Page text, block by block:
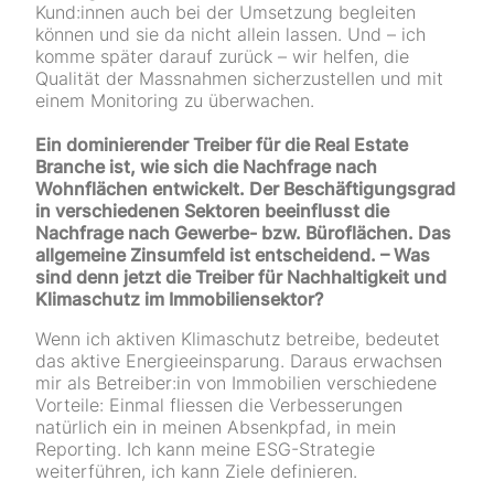
Kund:innen auch bei der Umsetzung begleiten
können und sie da nicht allein lassen. Und – ich
komme später darauf zurück – wir helfen, die
Qualität der Massnahmen sicherzustellen und mit
einem Monitoring zu überwachen.
Ein dominierender Treiber für die Real Estate
Branche ist, wie sich die Nachfrage nach
Wohnflächen entwickelt. Der Beschäftigungsgrad
in verschiedenen Sektoren beeinflusst die
Nachfrage nach Gewerbe- bzw. Büroflächen. Das
allgemeine Zinsumfeld ist entscheidend. – Was
sind denn jetzt die Treiber für Nachhaltigkeit und
Klimaschutz im Immobiliensektor?
Wenn ich aktiven Klimaschutz betreibe, bedeutet
das aktive Energieeinsparung. Daraus erwachsen
mir als Betreiber:in von Immobilien verschiedene
Vorteile: Einmal fliessen die Verbesserungen
natürlich ein in meinen Absenkpfad, in mein
Reporting. Ich kann meine ESG-Strategie
weiterführen, ich kann Ziele definieren.